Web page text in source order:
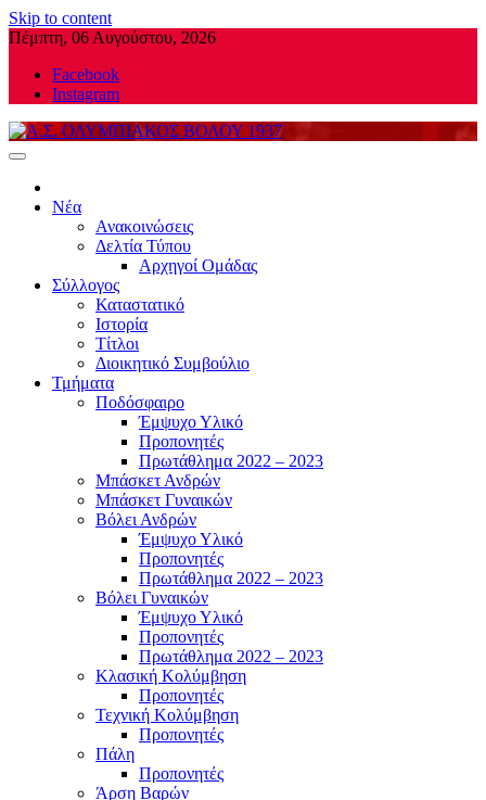
Skip to content
Πέμπτη, 06 Αυγούστου, 2026
Facebook
Instagram
Νέα
Ανακοινώσεις
Δελτία Τύπου
Αρχηγοί Ομάδας
Σύλλογος
Καταστατικό
Ιστορία
Τίτλοι
Διοικητικό Συμβούλιο
Τμήματα
Ποδόσφαιρο
Έμψυχο Υλικό
Προπονητές
Πρωτάθλημα 2022 – 2023
Μπάσκετ Ανδρών
Μπάσκετ Γυναικών
Βόλει Ανδρών
Έμψυχο Υλικό
Προπονητές
Πρωτάθλημα 2022 – 2023
Βόλει Γυναικών
Έμψυχο Υλικό
Προπονητές
Πρωτάθλημα 2022 – 2023
Κλασική Κολύμβηση
Προπονητές
Τεχνική Κολύμβηση
Προπονητές
Πάλη
Προπονητές
Άρση Βαρών